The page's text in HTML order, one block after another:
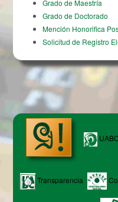
Grado de Maestría
Grado de Doctorado
Mención Honorifica
Solicitud de Registro
Transparencia